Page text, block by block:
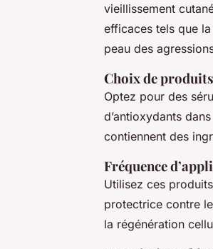
vieillissement
efficaces tels que la
peau des
Choix de
Optez pour des
d’antioxydants
contiennent des
Fréquence
Utilisez ces
protectrice contre
la régénération